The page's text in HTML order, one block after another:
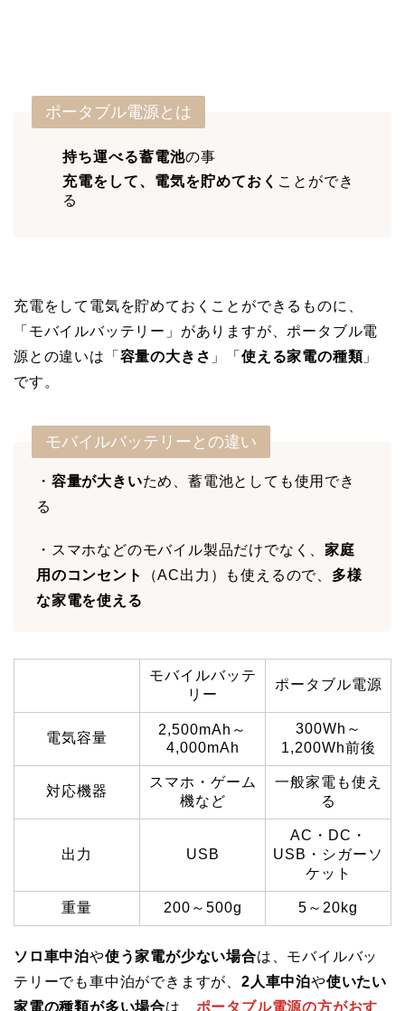
ポータブル電源とは
持ち運べる蓄電池の事
充電をして、電気を貯めておく ことができ
る
充電をして電気を貯めておくことができるものに、
「モバイルバッテリー」がありますが、ポータブル電
源との違いは「 容量の大きさ 」「使える家電の種類」
です。
モバイルバッテリーとの違い
・ 容量が大きいため、蓄電池としても使用でき
る
・スマホなどのモバイル製品だけでなく、家庭
用のコンセント
（AC出力）も使えるので、 多様
な家電を使える
モバイルバッテ
リー
ポータブル電源
電気容量
2,500mAh～
4,000mAh
300Wh～
1,200Wh前後
対応機器
スマホ・ゲーム
機など
一般家電も使え
る
出力 USB
AC・DC・
USB・シガーソ
ケット
重量 200～500g 5～20kg
ソロ車中泊や使う家電が少ない場合は、モバイルバッ
テリーでも車中泊ができますが、 2人車中泊や使いたい
家電の種類が多い場合は、 ポータブル電源の方がおす